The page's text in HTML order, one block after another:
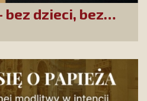
bez dzieci, bez